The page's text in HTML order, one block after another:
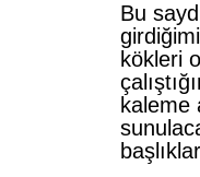
Bu
kökleri
kaleme